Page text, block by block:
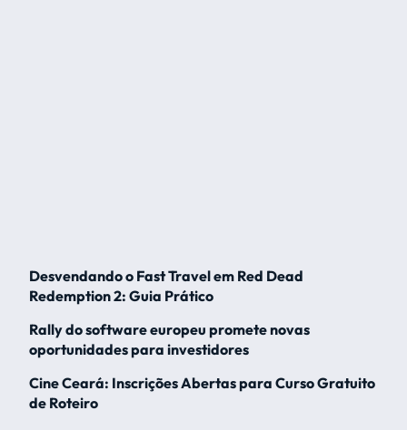
Desvendando o Fast Travel em Red Dead
Redemption 2: Guia Prático
Rally do software europeu promete novas
oportunidades para investidores
Cine Ceará: Inscrições Abertas para Curso Gratuito
de Roteiro